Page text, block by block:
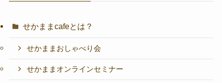
せかままcafeとは？
せかままおしゃべり会
せかままオンラインセミナー